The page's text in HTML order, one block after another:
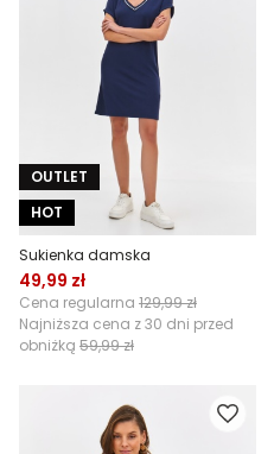
OUTLET
HOT
Sukienka damska
49,99 zł
Cena regularna 129,99 zł
Najniższa cena z 30 dni przed
obniżką 59,99 zł